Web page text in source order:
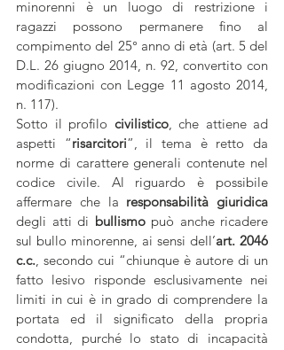
minorenni è un luogo di restrizione i
ragazzi possono permanere fino al
compimento del 25° anno di età (art. 5 del
D.L. 26 giugno 2014, n. 92, convertito con
modificazioni con Legge 11 agosto 2014,
n. 117).
Sotto il profilo civilistico, che attiene ad
aspetti “risarcitori”, il tema è retto da
norme di carattere generali contenute nel
codice civile. Al riguardo è possibile
affermare che la responsabilità giuridica
degli atti di bullismo può anche ricadere
sul bullo minorenne, ai sensi dell’art. 2046
c.c., secondo cui “chiunque è autore di un
fatto lesivo risponde esclusivamente nei
limiti in cui è in grado di comprendere la
portata ed il significato della propria
condotta, purché lo stato di incapacità